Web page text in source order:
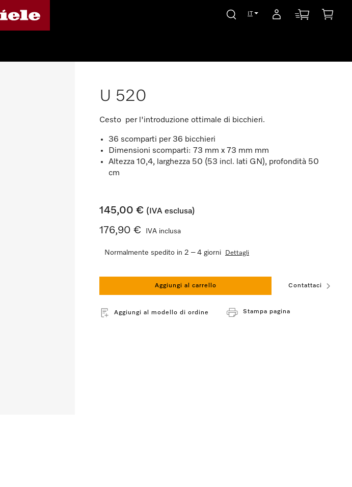
IT
U 520
Cesto per l'introduzione ottimale di bicchieri.
36 scomparti per 36 bicchieri
Dimensioni scomparti: 73 mm x 73 mm mm
Altezza 10,4, larghezza 50 (53 incl. lati GN), profondità 50
cm
145,00 € (IVA esclusa)
176,90 € IVA inclusa
Normalmente spedito in 2 – 4 giorni Dettagli
Aggiungi al carrello Contattaci
Aggiungi al modello di ordine Stampa pagina